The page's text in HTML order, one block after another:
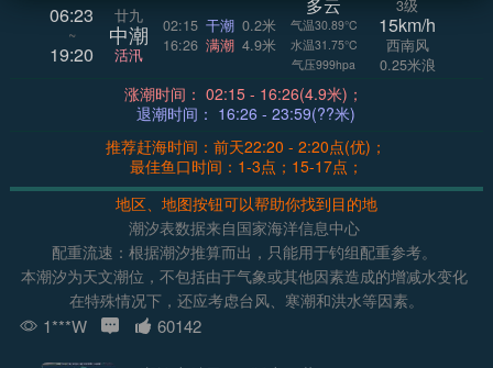
06:23
~
19:20
廿九
中潮
活汛
02:15 干潮 0.2米
16:26 满潮 4.9米
气温30.89°C
水温31.75°C
气压999hpa
3级
15km/h
西南风
0.25米浪
涨潮时间： 02:15 - 16:26(4.9米)；
退潮时间： 16:26 - 23:59(??米)
推荐赶海时间：前天22:20 - 2:20点(优)；
最佳鱼口时间：1-3点；15-17点；
地区、地图按钮可以帮助你找到目的地
潮汐表数据来自国家海洋信息中心
配重流速：根据潮汐推算而出，只能用于钓组配重参考。
本潮汐为天文潮位，不包括由于气象或其他因素造成的增减水变化
在特殊情况下，还应考虑台风、寒潮和洪水等因素。
1***W 60142